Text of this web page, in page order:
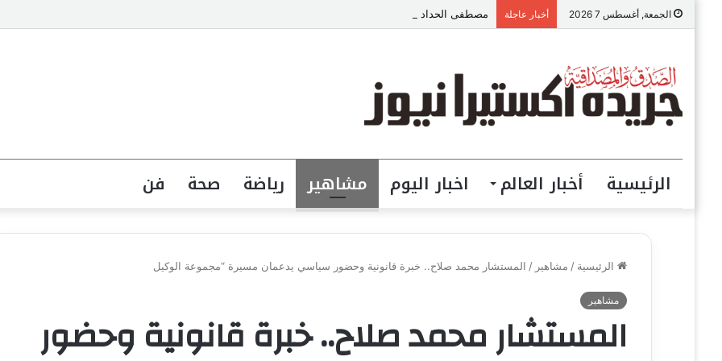
الجمعة, أغسطس 7 2026 أخبار عاجلة مصطفى الحداد المحامى: المواجهة القانونية لخطاب الكراهية تبدأ بتشريع واضح ووعي مجتمعي
الرئيسية أخبار العالم اخبار اليوم مشاهير رياضة صحة فن
الرئيسية / مشاهير / المستشار محمد صلاح.. خبرة قانونية وحضور سياسي يدعمان مسيرة “مجموعة الوكيل
مشاهير
المستشار محمد صلاح.. خبرة قانونية وحضور